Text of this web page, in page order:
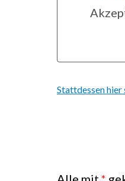
Datei
Stattdessen hier